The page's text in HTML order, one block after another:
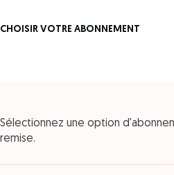
CHOISIR VOTRE ABONNEMENT
Sélectionnez une option
remise.